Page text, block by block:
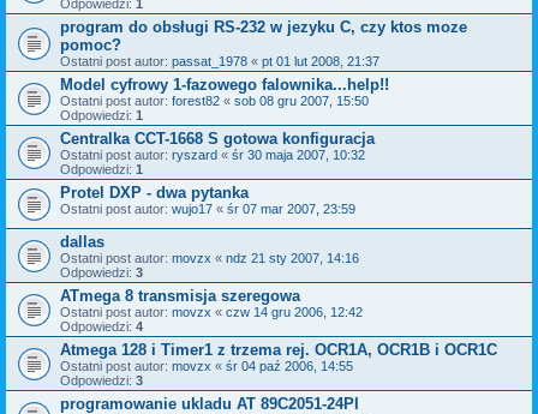
Odpowiedzi: 1
program do obsługi RS-232 w jezyku C, czy ktos moze
pomoc?
Ostatni post autor: passat_1978 « pt 01 lut 2008, 21:37
Model cyfrowy 1-fazowego falownika...help!!
Ostatni post autor: forest82 « sob 08 gru 2007, 15:50
Odpowiedzi: 1
Centralka CCT-1668 S gotowa konfiguracja
Ostatni post autor: ryszard « śr 30 maja 2007, 10:32
Odpowiedzi: 1
Protel DXP - dwa pytanka
Ostatni post autor: wujo17 « śr 07 mar 2007, 23:59
dallas
Ostatni post autor: movzx « ndz 21 sty 2007, 14:16
Odpowiedzi: 3
ATmega 8 transmisja szeregowa
Ostatni post autor: movzx « czw 14 gru 2006, 12:42
Odpowiedzi: 4
Atmega 128 i Timer1 z trzema rej. OCR1A, OCR1B i OCR1C
Ostatni post autor: movzx « śr 04 paź 2006, 14:55
Odpowiedzi: 3
programowanie ukladu AT 89C2051-24PI